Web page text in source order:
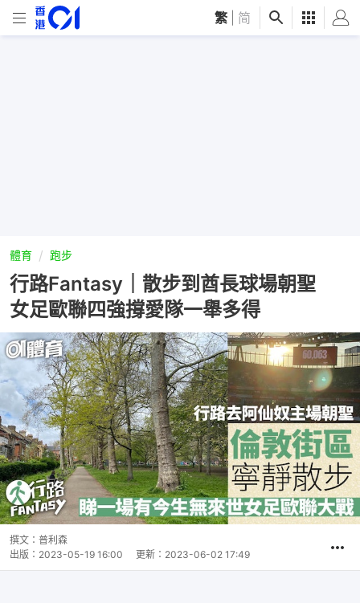
繁 简
體育 跑步
行路Fantasy｜散步到酋長球場朝聖
女足歐聯四強撐愛隊一舉多得
撰文： 普利森
出版： 2023-05-19 16:00 更新： 2023-06-02 17:49